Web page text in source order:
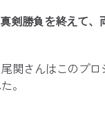
剣勝負を終えて
関さんはこのプロ
。